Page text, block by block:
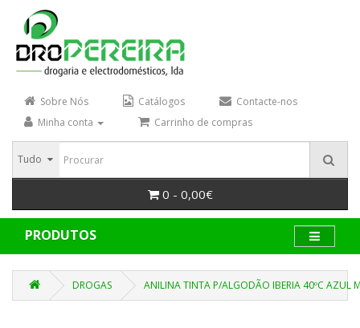
Sobre Nós Catálogos
Contacte-nos
Minha conta
Carrinho de compras
Tudo
0 - 0,00€
PRODUTOS
DROGAS ANILINA TINTA P/ALGODÃO IBERIA 40ºC AZUL